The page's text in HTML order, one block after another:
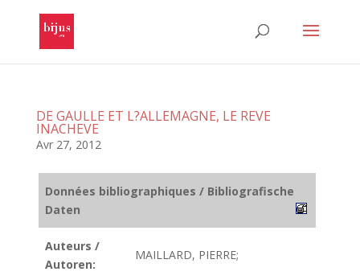
DE GAULLE ET L?ALLEMAGNE, LE REVE
INACHEVE
Avr 27, 2012
Données bibliographiques / Bibliografische
Daten
Auteurs /
Autoren:
MAILLARD, PIERRE;